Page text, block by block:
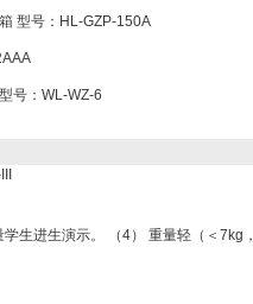
型号：HL-GZP-150A
号：WL-WZ-6
生进生演示。 （4） 重量轻（＜7kg，